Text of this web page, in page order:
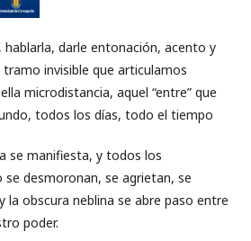
hablarla, darle entonación, acento y
invisible que articulamos
microdistancia, aquel “entre” que
todos los días, todo el tiempo
se manifiesta, y todos los
desmoronan, se agrietan, se
la obscura neblina se abre paso entre
poder.